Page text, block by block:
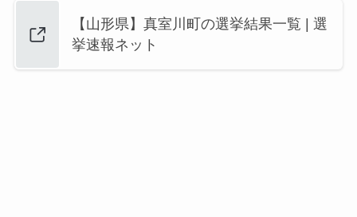
【山形県】真室川町の選挙結果一覧 | 選
挙速報ネット